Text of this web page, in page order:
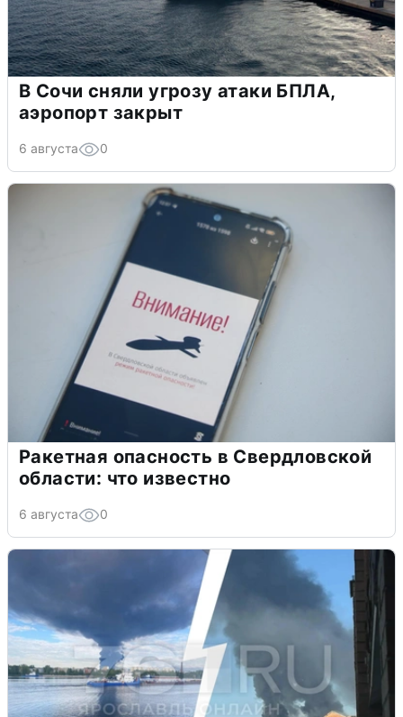
В Сочи сняли угрозу атаки БПЛА,
аэропорт закрыт
6 августа 0
Ракетная опасность в Свердловской
области: что известно
6 августа 0